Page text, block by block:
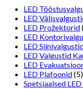
LED
LED
LED Prožektorid
LED
LED
LED Valgustid
LED
LED Plafoonid(5)
Spetsiaalsed